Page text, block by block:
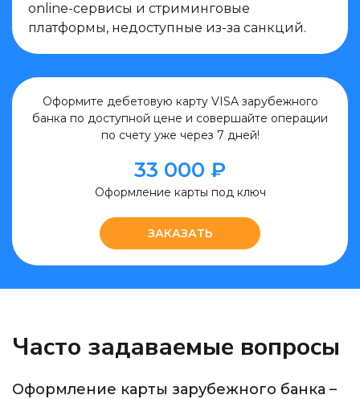
online-сервисы и стриминговые
платформы, недоступные из-за санкций.
Оформите дебетовую карту VISA зарубежного
банка по доступной цене и совершайте операции
по счету уже через 7 дней!
ЗАКАЗАТЬ
33 000 ₽
Оформление карты под ключ
Часто задаваемые вопросы
Оформление карты зарубежного банка –